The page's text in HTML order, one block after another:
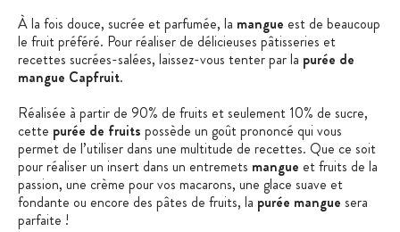
À la fois douce, sucrée et parfumée, la mangue est de beaucoup
le fruit préféré. Pour réaliser de délicieuses pâtisseries et
recettes sucrées-salées, laissez-vous tenter par la purée de
mangue Capfruit.
Réalisée à partir de 90% de fruits et seulement 10% de sucre,
cette purée de fruits possède un goût prononcé qui vous
permet de l’utiliser dans une multitude de recettes. Que ce soit
pour réaliser un insert dans un entremets mangue et fruits de la
passion, une crème pour vos macarons, une glace suave et
fondante ou encore des pâtes de fruits, la purée mangue sera
parfaite !